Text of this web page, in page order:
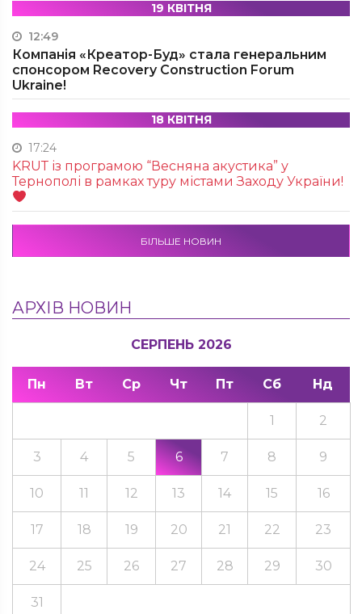
19 КВІТНЯ
12:49
Компанія «Креатор-Буд» стала генеральним
спонсором Recovery Construction Forum
Ukraine!
18 КВІТНЯ
17:24
KRUТ із програмою “Весняна акустика” у
Тернополі в рамках туру містами Заходу України!
БІЛЬШЕ НОВИН
АРХІВ НОВИН
СЕРПЕНЬ 2026
Пн Вт Ср Чт Пт Сб Нд
1 2
3 4 5 6 7 8 9
10 11 12 13 14 15 16
17 18 19 20 21 22 23
24 25 26 27 28 29 30
31